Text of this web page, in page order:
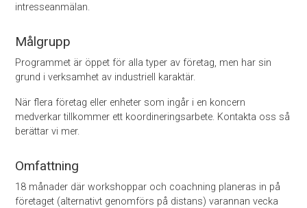
intresseanmälan.
Målgrupp
Programmet är öppet för alla typer av företag, men har sin
grund i verksamhet av industriell karaktär.
När flera företag eller enheter som ingår i en koncern
medverkar tillkommer ett koordinerings­arbete. Kontakta oss så
berättar vi mer.
Omfattning
18 månader där workshoppar och coachning planeras in på
företaget (alternativt genomförs på distans) varannan vecka